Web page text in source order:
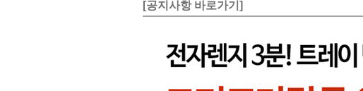
[공지사항 바로가기]